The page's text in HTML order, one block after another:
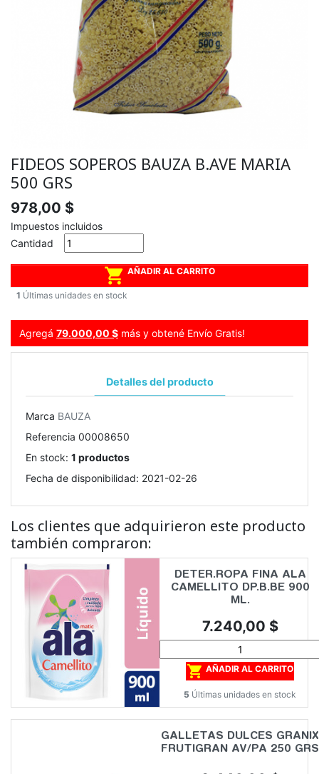
FIDEOS SOPEROS BAUZA B.AVE MARIA
500 GRS
978,00 $
Impuestos incluidos
Cantidad
 AÑADIR AL CARRITO
1 Últimas unidades en stock
Agregá 79.000,00 $ más y obtené Envío Gratis!
Detalles del producto
Marca BAUZA
Referencia 00008650
En stock: 1 productos
Fecha de disponibilidad: 2021-02-26
Los clientes que adquirieron este producto
también compraron:
DETER.ROPA FINA ALA
CAMELLITO DP.B.BE 900
ML.
Precio
7.240,00 $
 AÑADIR AL CARRITO
5 Últimas unidades en stock
GALLETAS DULCES GRANIX
FRUTIGRAN AV/PA 250 GRS